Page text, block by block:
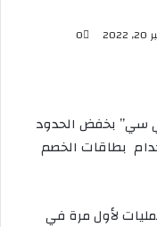
0
سي” بخفض الحدود
بطاقات الخصم
لأول مرة في